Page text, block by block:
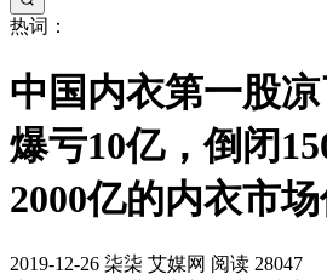
热词：
中国内衣第一股
爆亏10亿，倒闭
2000亿的内衣市
2019-12-26 柒柒 艾媒网 阅读 28047